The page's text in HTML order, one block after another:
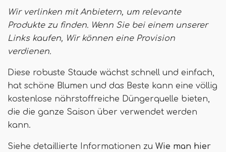
Wir verlinken mit Anbietern, um relevante
Produkte zu finden. Wenn Sie bei einem unserer
Links kaufen, Wir können eine Provision
verdienen.
Diese robuste Staude wächst schnell und einfach,
hat schöne Blumen und das Beste kann eine völlig
kostenlose nährstoffreiche Düngerquelle bieten,
die die ganze Saison über verwendet werden
kann.
Siehe detaillierte Informationen zu Wie man hier